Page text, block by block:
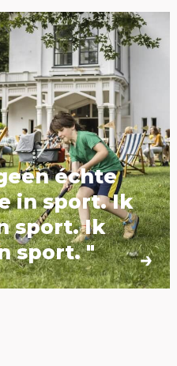
échte
in sport. Ik
sport. Ik
sport. "